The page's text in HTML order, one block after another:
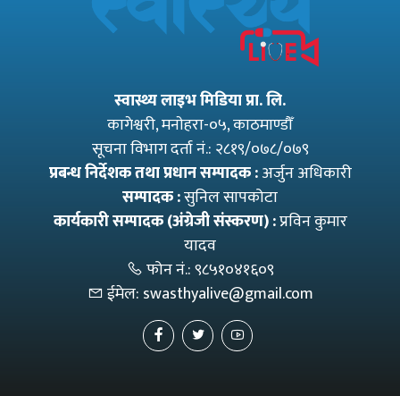
स्वास्थ्य लाइभ मिडिया प्रा. लि.
कागेश्वरी, मनाेहरा-०५, काठमाण्डौँ
सूचना विभाग दर्ता नं.: २८१९/०७८/०७९
प्रबन्ध निर्देशक तथा प्रधान सम्पादक :अर्जुन अधिकारी
सम्पादक :सुनिल सापकोटा
कार्यकारी सम्पादक (अंग्रेजी संस्करण) :प्रविन कुमार
यादव
फोन नं.:९८५१०४१६०९
ईमेल: swasthyalive@gmail.com